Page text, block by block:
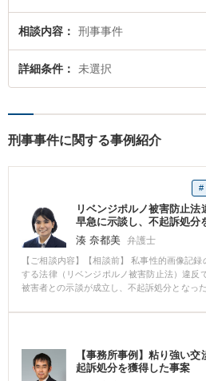
相談内容 刑事事件
詳細条件 未選択
刑事事件に関する事例紹介
#
リベンジポルノ被害防止法
早急に示談し、不起訴処分
湊 奈都美 弁護士
【ご相談内容】【相談前】 私事性的画像記
する法律（リベンジポルノ被害防止法）違反
被害者との示談が成立し、不起訴処分となっ
ケースがほとんどなので、早期に被害者との
【事務所事例】粘り強い
起訴処分を獲得した事案